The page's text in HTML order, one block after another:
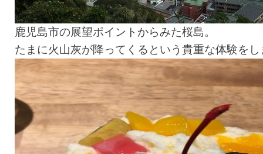
鹿児島市の展望ポイントからみた桜島。
たまに火山灰が降ってくるという貴重な体験を